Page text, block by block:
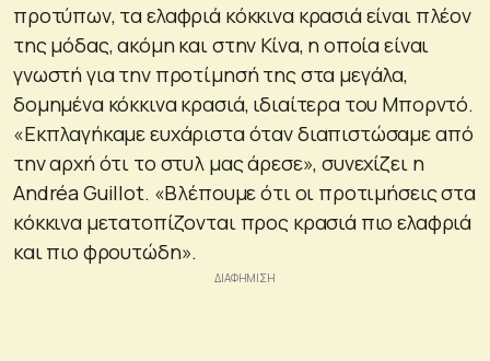
προτύπων, τα ελαφριά κόκκινα κρασιά είναι πλέον
της μόδας, ακόμη και στην Κίνα, η οποία είναι
γνωστή για την προτίμησή της στα μεγάλα,
δομημένα κόκκινα κρασιά, ιδιαίτερα του Μπορντό.
«Εκπλαγήκαμε ευχάριστα όταν διαπιστώσαμε από
την αρχή ότι το στυλ μας άρεσε», συνεχίζει η
Andréa Guillot. «Βλέπουμε ότι οι προτιμήσεις στα
κόκκινα μετατοπίζονται προς κρασιά πιο ελαφριά
και πιο φρουτώδη».